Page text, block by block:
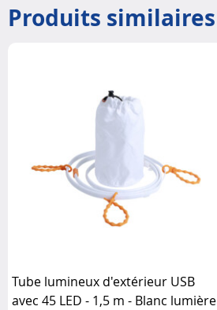
Produits similaires
Tube lumineux d'extérieur USB
avec 45 LED - 1,5 m - Blanc lumière